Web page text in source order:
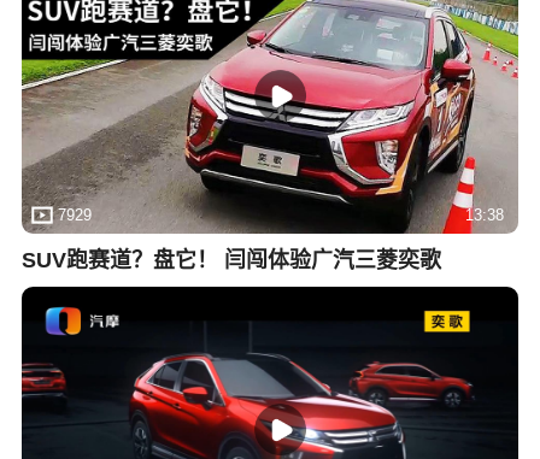
7929 13:38
SUV跑赛道？盘它！ 闫闯体验广汽三菱奕歌